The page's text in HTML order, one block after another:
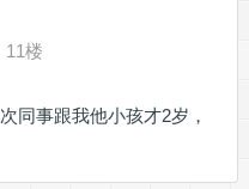
11楼
同事跟我他小孩才2岁，